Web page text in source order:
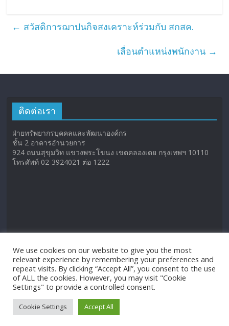
← สวัสดิการฌาปนกิจสงเคราะห์ร่วมกับ สกสค.
เลื่อนตำแหน่งพนักงาน →
ติดต่อเรา
ฝ่ายทรัพยากรบุคคลและพัฒนาองค์กร
ชั้น 2 อาคารอำนวยการ
924 ถนนสุขุมวิท แขวงพระโขนง เขตคลองเตย กรุงเทพฯ 10110
โทรศัพท์ 02-3924021 ต่อ 1222
We use cookies on our website to give you the most
relevant experience by remembering your preferences and
repeat visits. By clicking “Accept All”, you consent to the use
of ALL the cookies. However, you may visit "Cookie
Settings" to provide a controlled consent.
Cookie Settings Accept All